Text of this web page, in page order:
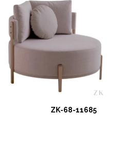
ZK-68-11685